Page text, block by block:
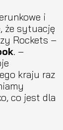
i
że sytuację
Rockets –
. –
kraju raz
co jest dla